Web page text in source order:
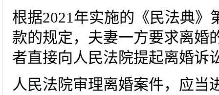
根据2021年实施的《民法典
款的规定，夫妻一方要求离婚
者直接向人民法院提起离婚诉
人民法院审理离婚案件，应当